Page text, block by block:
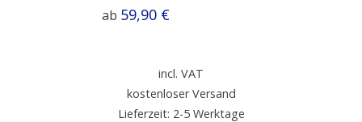
ab 59,90 €
incl. VAT
kostenloser Versand
Lieferzeit: 2-5 Werktage